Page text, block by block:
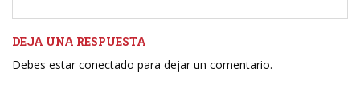
DEJA UNA RESPUESTA
Debes estar conectado para dejar un comentario.